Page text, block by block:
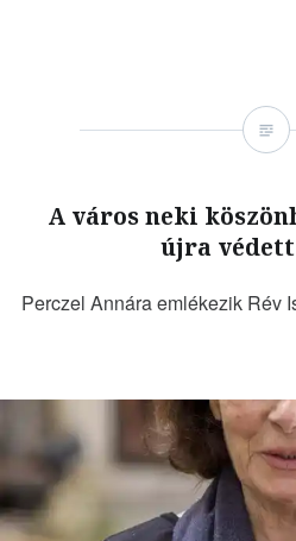
A város neki
újra
Perczel Annára emlékezik Rév